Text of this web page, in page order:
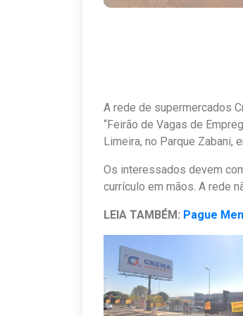
A rede de supermercados
“Feirão de Vagas de
Limeira, no Parque Zabani,
Os interessados devem
currículo em mãos. A rede
LEIA TAMBÉM: Pague